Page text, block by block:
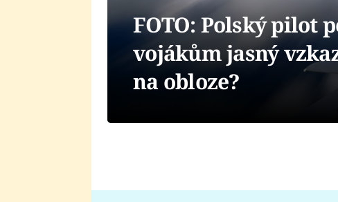
FOTO: Polský pilot
vojákům jasný
na obloze?